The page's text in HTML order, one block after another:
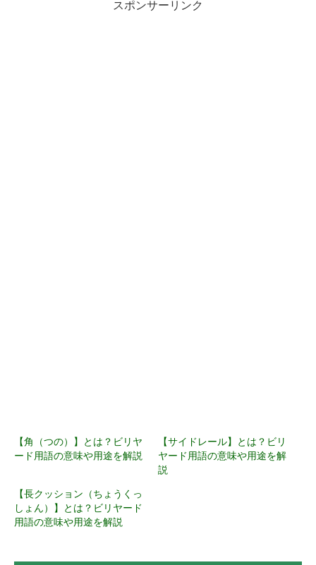
スポンサーリンク
【角（つの）】とは？ビリヤ
ード用語の意味や用途を解説
【サイドレール】とは？ビリ
ヤード用語の意味や用途を解
説
【長クッション（ちょうくっ
しょん）】とは？ビリヤード
用語の意味や用途を解説